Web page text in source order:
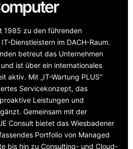
1985 zu den führenden
Dienstleistern im DACH-Raum.
betreut das Unternehmen
ist über ein internationales
aktiv. Mit „IT-Wartung PLUS“
Servicekonzept, das
Leistungen und
Gemeinsam mit der
Consult bietet das Wiesbadener
Portfolio von Managed
bis hin zu Consulting- und Cloud-